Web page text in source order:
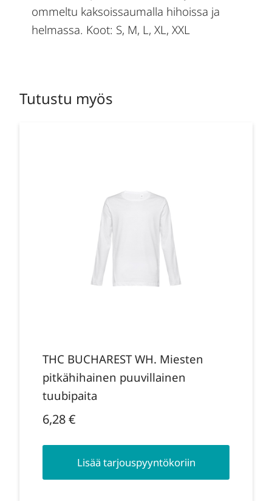
ommeltu kaksoissaumalla hihoissa ja
helmassa. Koot: S, M, L, XL, XXL
Tutustu myös
THC BUCHAREST WH. Miesten
pitkähihainen puuvillainen
tuubipaita
6,28€
Lisää tarjouspyyntökoriin